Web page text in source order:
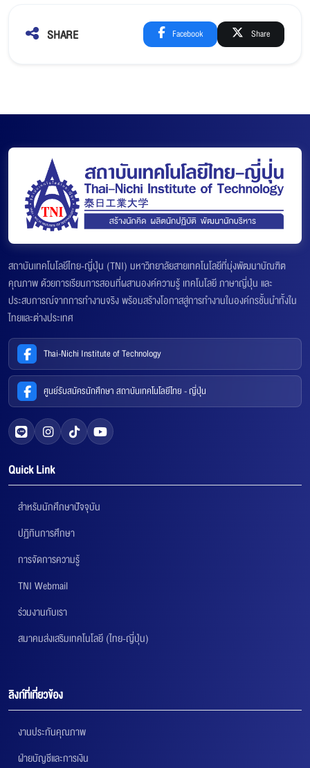
SHARE Facebook Share
สถาบันเทคโนโลยีไทย-ญี่ปุ่น (TNI) มหาวิทยาลัยสายเทคโนโลยีที่มุ่งพัฒนาบัณฑิต
คุณภาพ ด้วยการเรียนการสอนที่ผสานองค์ความรู้ เทคโนโลยี ภาษาญี่ปุ่น และ
ประสบการณ์จากการทำงานจริง พร้อมสร้างโอกาสสู่การทำงานในองค์กรชั้นนำทั้งใน
ไทยและต่างประเทศ
Thai-Nichi Institute of Technology
ศูนย์รับสมัครนักศึกษา สถาบันเทคโนโลยีไทย - ญี่ปุ่น
Quick Link
สำหรับนักศึกษาปัจจุบัน
ปฏิทินการศึกษา
การจัดการความรู้
TNI Webmail
ร่วมงานกับเรา
สมาคมส่งเสริมเทคโนโลยี (ไทย-ญี่ปุ่น)
ลิงก์ที่เกี่ยวข้อง
งานประกันคุณภาพ
ฝ่ายบัญชีและการเงิน